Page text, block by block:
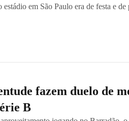
em São Paulo era de festa e
fazem duelo de
B